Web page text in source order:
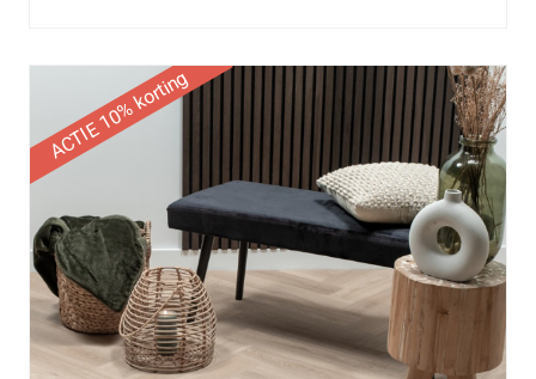
ACTIE 10% korting